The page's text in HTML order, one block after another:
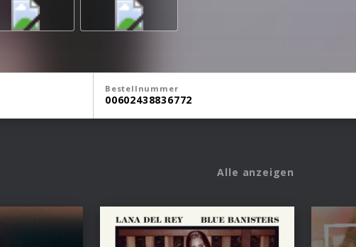
Bestellnummer
00602438836772
Alle anzeigen